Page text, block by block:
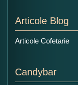
Copiati alaturi
Articole Blog
Articole Cofetarie
Candybar